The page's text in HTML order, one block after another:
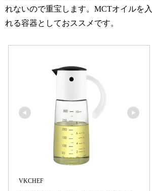
れないので重宝します。MCTオイルを入
れる容器としておススメです。
VKCHEF